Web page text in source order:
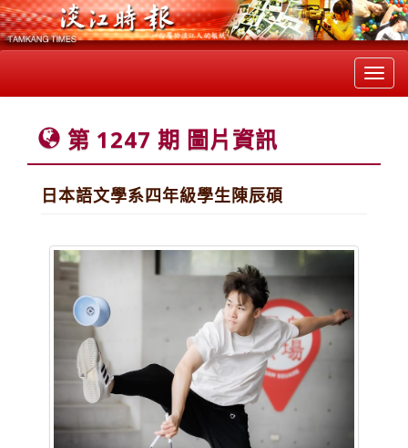
第 1247 期 圖片資訊
日本語文學系四年級學生陳辰碩